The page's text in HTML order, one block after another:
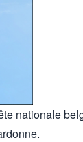
nationale